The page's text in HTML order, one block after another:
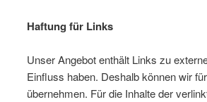
Haftung für Links
Unser Angebot enthält Links zu
Einfluss haben. Deshalb können wir
übernehmen. Für die Inhalte der